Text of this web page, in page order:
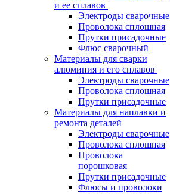
и ее сплавов
Электроды сварочные
Проволока сплошная
Прутки присадочные
Флюс сварочный
Материалы для сварки
алюминия и его сплавов
Электроды сварочные
Проволока сплошная
Прутки присадочные
Материалы для наплавки и
ремонта деталей
Электроды сварочные
Проволока сплошная
Проволока
порошковая
Прутки присадочные
Флюсы и проволоки